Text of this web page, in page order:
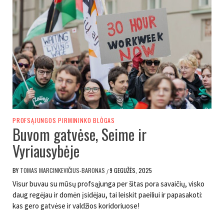
PROFSĄJUNGOS PIRMININKO BLÒGAS
Buvom gatvėse, Seime ir
Vyriausybėje
BY TOMAS MARCINKEVIČIUS-BARONAS /9 GEGUŽĖS, 2025
Visur buvau su mūsų profsąjunga per šitas pora savaičių, visko
daug regėjau ir domėn įsidėjau, tai leiskit paeiliui ir papasakoti:
kas gero gatvėse ir valdžios koridoriuose!